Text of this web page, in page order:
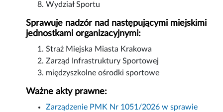
Wydział Sportu
Sprawuje nadzór nad następującymi miejskimi
jednostkami organizacyjnymi:
Straż Miejska Miasta Krakowa
Zarząd Infrastruktury Sportowej
międzyszkolne ośrodki sportowe
Ważne akty prawne:
Zarządzenie PMK Nr 1051/2026 w sprawie